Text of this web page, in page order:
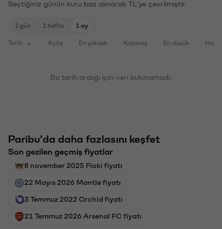
Seçtiğiniz günün kuru baz alınarak TL'ye çevrilmiştir.
1 gün 1 hafta 1 ay
Tarih Açılış En yüksek Kapanış En düşük
Bu tarih aralığı için veri bulunamadı.
Paribu'da daha fazlasını keşfet
Son gezilen geçmiş fiyatlar
8 november 2025 Floki fiyatı
22 Mayıs 2026 Mantle fiyatı
3 Temmuz 2022 Orchid fiyatı
21 Temmuz 2026 Arsenal FC fiyatı